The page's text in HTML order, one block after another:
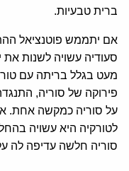
ברית טבעיות.
אם יתממש פוטנציאל
סעודיה עשויה לשנות
מעט בגלל בריתה עם
פירוקה של סוריה,
על סוריה כמקשה אחת.
לטורקיה היא עשויה
סוריה חלשה עדיפה לה